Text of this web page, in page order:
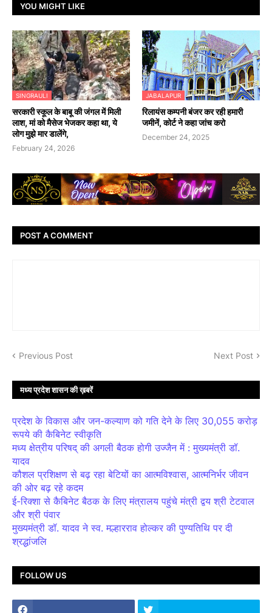
YOU MIGHT LIKE
SINGRAULI
सरकारी स्कूल के बाबू की जंगल में मिली
लाश, मां को मैसेज भेजकर कहा था, ये
लोग मुझे मार डालेंगे,
February 24, 2026
JABALAPUR
रिलायंस कम्पनी बंजर कर रही हमारी
जमीनें, कोर्ट ने कहा जांच करो
December 24, 2025
POST A COMMENT
Previous Post Next Post
मध्य प्रदेश शासन की ख़बरें
प्रदेश के विकास और जन-कल्याण को गति देने के लिए 30,055 करोड़
रूपये की कैबिनेट स्वीकृति
मध्य क्षेत्रीय परिषद् की अगली बैठक होगी उज्जैन में : मुख्यमंत्री डॉ.
यादव
कौशल प्रशिक्षण से बढ़ रहा बेटियों का आत्मविश्वास, आत्मनिर्भर जीवन
की ओर बढ़ रहे कदम
ई-रिक्शा से कैबिनेट बैठक के लिए मंत्रालय पहुंचे मंत्री द्वय श्री टेटवाल
और श्री पंवार
मुख्यमंत्री डॉ. यादव ने स्व. मल्हारराव होल्कर की पुण्यतिथि पर दी
श्रद्धांजलि
FOLLOW US